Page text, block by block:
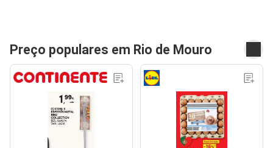
Preço populares em Rio de Mouro